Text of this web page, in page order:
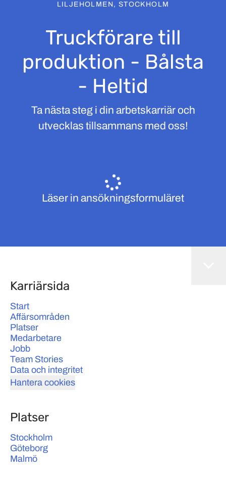
LILJEHOLMEN, STOCKHOLM
Truckförare till
produktion - Bålsta
- Heltid
Ta nästa steg i din arbetskarriär och
utvecklas tillsammans med oss!
Läser in ansökningsformuläret
Karriärsida
Start
Affärsområden
Platser
Medarbetare
Jobb
Team Stories
Data och integritet
Hantera cookies
Platser
Stockholm
Göteborg
Malmö